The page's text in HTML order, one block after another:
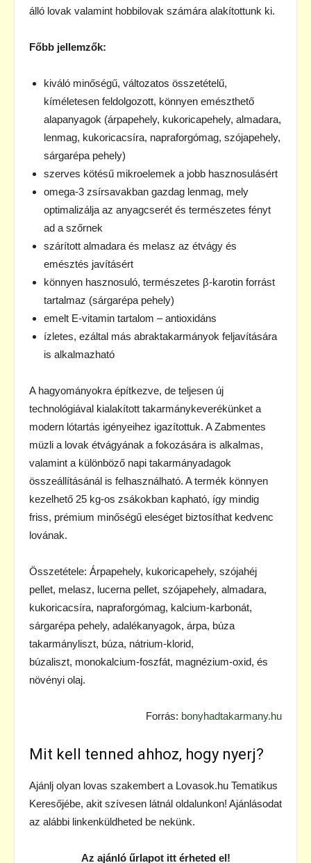
álló lovak valamint hobbilovak számára alakítottunk ki.
Főbb jellemzők:
kiváló minőségű, változatos összetételű,
kíméletesen feldolgozott, könnyen emészthető
alapanyagok (árpapehely, kukoricapehely, almadara,
lenmag, kukoricacsíra, napraforgómag, szójapehely,
sárgarépa pehely)
szerves kötésű mikroelemek a jobb hasznosulásért
omega-3 zsírsavakban gazdag lenmag, mely
optimalizálja az anyagcserét és természetes fényt
ad a szőrnek
szárított almadara és melasz az étvágy és
emésztés javításért
könnyen hasznosuló, természetes β-karotin forrást
tartalmaz (sárgarépa pehely)
emelt E-vitamin tartalom – antioxidáns
ízletes, ezáltal más abraktakarmányok feljavítására
is alkalmazható
A hagyományokra építkezve, de teljesen új
technológiával kialakított takarmánykeverékünket a
modern lótartás igényeihez igazítottuk. A Zabmentes
müzli a lovak étvágyának a fokozására is alkalmas,
valamint a különböző napi takarmányadagok
összeállításánál is felhasználható. A termék könnyen
kezelhető 25 kg-os zsákokban kapható, így mindig
friss, prémium minőségű eleséget biztosíthat kedvenc
lovának.
Összetétele: Árpapehely, kukoricapehely, szójahéj
pellet, melasz, lucerna pellet, szójapehely, almadara,
kukoricacsíra, napraforgómag, kalcium-karbonát,
sárgarépa pehely, adalékanyagok, árpa, búza
takarmányliszt, búza, nátrium-klorid,
búzaliszt, monokalcium-foszfát, magnézium-oxid, és
növényi olaj.
Forrás: bonyhadtakarmany.hu
Mit kell tenned ahhoz, hogy nyerj?
Ajánlj olyan lovas szakembert a Lovasok.hu Tematikus
Keresőjébe, akit szívesen látnál oldalunkon! Ajánlásodat
az alábbi linkenküldheted be nekünk.
Az ajánló űrlapot itt érheted el!